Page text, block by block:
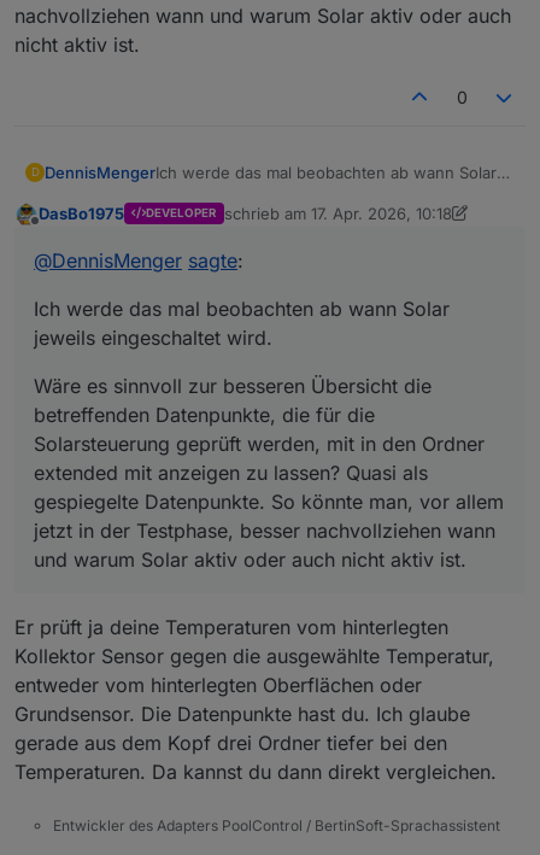
nachvollziehen wann und warum Solar aktiv oder auch
nicht aktiv ist.
0
D DennisMengerIch werde das mal beobachten ab wann Solar
Wäre es sinnvoll zur besseren Übersicht die
Solarsteuerung geprüft werden, mit in den
Quasi als gespiegelte Datenpunkte. So könnte
man, vor allem jetzt in der Testphase, besser
oder auch nicht aktiv ist.
Offline
DasBo1975 DEVELOPER schrieb am 17. Apr. 2026, 10:18
zuletzt editiert von DasBo1975
@DennisMenger sagte:
Ich werde das mal beobachten ab wann Solar
jeweils eingeschaltet wird.
Wäre es sinnvoll zur besseren Übersicht die
betreffenden Datenpunkte, die für die
Solarsteuerung geprüft werden, mit in den Ordner
extended mit anzeigen zu lassen? Quasi als
gespiegelte Datenpunkte. So könnte man, vor allem
jetzt in der Testphase, besser nachvollziehen wann
und warum Solar aktiv oder auch nicht aktiv ist.
Er prüft ja deine Temperaturen vom hinterlegten
Kollektor Sensor gegen die ausgewählte Temperatur,
entweder vom hinterlegten Oberflächen oder
Grundsensor. Die Datenpunkte hast du. Ich glaube
gerade aus dem Kopf drei Ordner tiefer bei den
Temperaturen. Da kannst du dann direkt vergleichen.
Entwickler des Adapters PoolControl / BertinSoft-Sprachassistent